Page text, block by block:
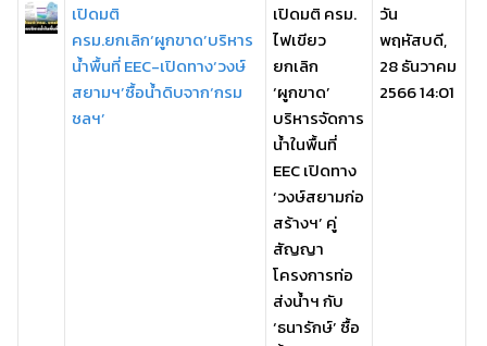
เปิดมติ
ครม.ยกเลิก‘ผูกขาด’บริหาร
น้ำพื้นที่ EEC-เปิดทาง‘วงษ์
สยามฯ’ซื้อน้ำดิบจาก‘กรม
ชลฯ’
เปิดมติ ครม.
ไฟเขียว
ยกเลิก
‘ผูกขาด’
บริหารจัดการ
น้ำในพื้นที่
EEC เปิดทาง
‘วงษ์สยามก่อ
สร้างฯ’ คู่
สัญญา
โครงการท่อ
ส่งน้ำฯ กับ
‘ธนารักษ์’ ซื้อ
วัน
พฤหัสบดี,
28 ธันวาคม
2566 14:01